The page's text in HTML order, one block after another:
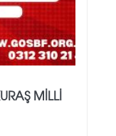
MİLLİ